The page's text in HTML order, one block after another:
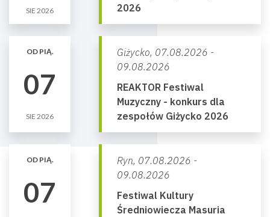
SIE 2026
2026
OD PIĄ.
07
SIE 2026
Giżycko, 07.08.2026 -
09.08.2026
REAKTOR Festiwal
Muzyczny - konkurs dla
zespołów Giżycko 2026
OD PIĄ.
07
Ryn, 07.08.2026 -
09.08.2026
Festiwal Kultury
Średniowiecza Masuria